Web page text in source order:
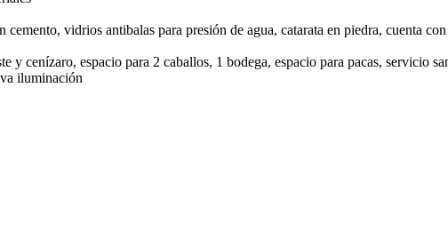
vidrios antibalas para presión de agua, catarata en piedra, cuenta
y cenízaro, espacio para 2 caballos, 1 bodega, espacio para pacas, servicio
iluminación